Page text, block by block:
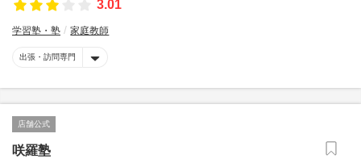
3.01
学習塾・塾 家庭教師
出張・訪問専門
店舗公式
咲羅塾